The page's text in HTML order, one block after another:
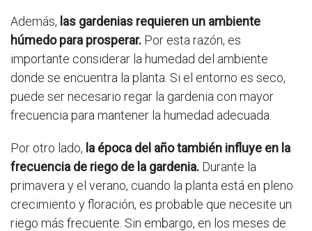
Además, las gardenias requieren un ambiente
húmedo para prosperar. Por esta razón, es
importante considerar la humedad del ambiente
donde se encuentra la planta. Si el entorno es seco,
puede ser necesario regar la gardenia con mayor
frecuencia para mantener la humedad adecuada.
Por otro lado, la época del año también influye en la
frecuencia de riego de la gardenia. Durante la
primavera y el verano, cuando la planta está en pleno
crecimiento y floración, es probable que necesite un
riego más frecuente. Sin embargo, en los meses de